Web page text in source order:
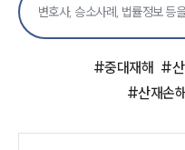
#중대재해 #
#산재손